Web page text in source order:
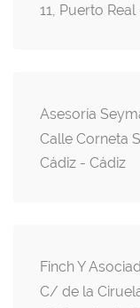
11, Puerto
Asesoría
Calle Corneta
Cádiz - Cádiz
Finch Y
C/ de la